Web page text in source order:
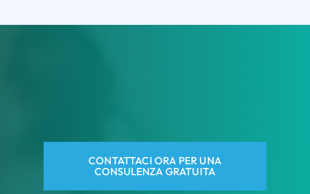
CONTATTACI ORA PER UNA
CONSULENZA GRATUITA